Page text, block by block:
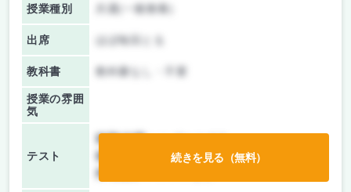
授業種別 共通(一般教養)
出席 ほぼ毎回とる
教科書 教科書なし・不要
授業の雰囲
気
テスト
前期/中間：
後期/期末：
レポートのみ
続きを見る（無料）